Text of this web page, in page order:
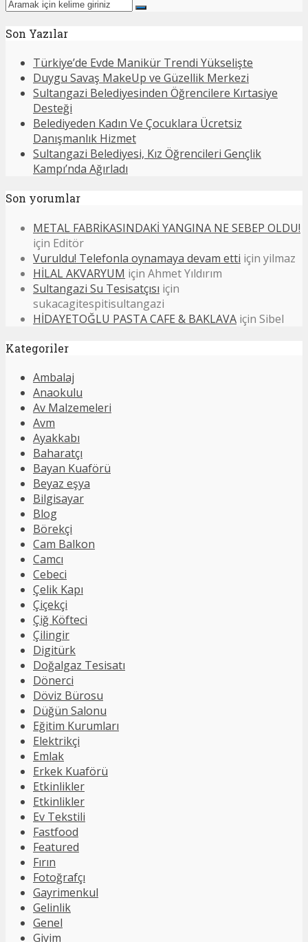
Son Yazılar
Türkiye’de Evde Manikür Trendi Yükselişte
Duygu Savaş MakeUp ve Güzellik Merkezi
Sultangazi Belediyesinden Öğrencilere Kırtasiye
Desteği
Belediyeden Kadın Ve Çocuklara Ücretsiz
Danışmanlık Hizmet
Sultangazi Belediyesi, Kız Öğrencileri Gençlik
Kampı’nda Ağırladı
Son yorumlar
METAL FABRİKASINDAKİ YANGINA NE SEBEP OLDU!
için Editör
Vuruldu! Telefonla oynamaya devam etti için yilmaz
HİLAL AKVARYUM için Ahmet Yıldırım
Sultangazi Su Tesisatçısı için
sukacagitespitisultangazi
HİDAYETOĞLU PASTA CAFE & BAKLAVA için Sibel
Kategoriler
Ambalaj
Anaokulu
Av Malzemeleri
Avm
Ayakkabı
Baharatçı
Bayan Kuaförü
Beyaz eşya
Bilgisayar
Blog
Börekçi
Cam Balkon
Camcı
Cebeci
Çelik Kapı
Çiçekçi
Çiğ Köfteci
Çilingir
Digitürk
Doğalgaz Tesisatı
Dönerci
Döviz Bürosu
Düğün Salonu
Eğitim Kurumları
Elektrikçi
Emlak
Erkek Kuaförü
Etkinlikler
Etkinlikler
Ev Tekstili
Fastfood
Featured
Fırın
Fotoğrafçı
Gayrimenkul
Gelinlik
Genel
Giyim